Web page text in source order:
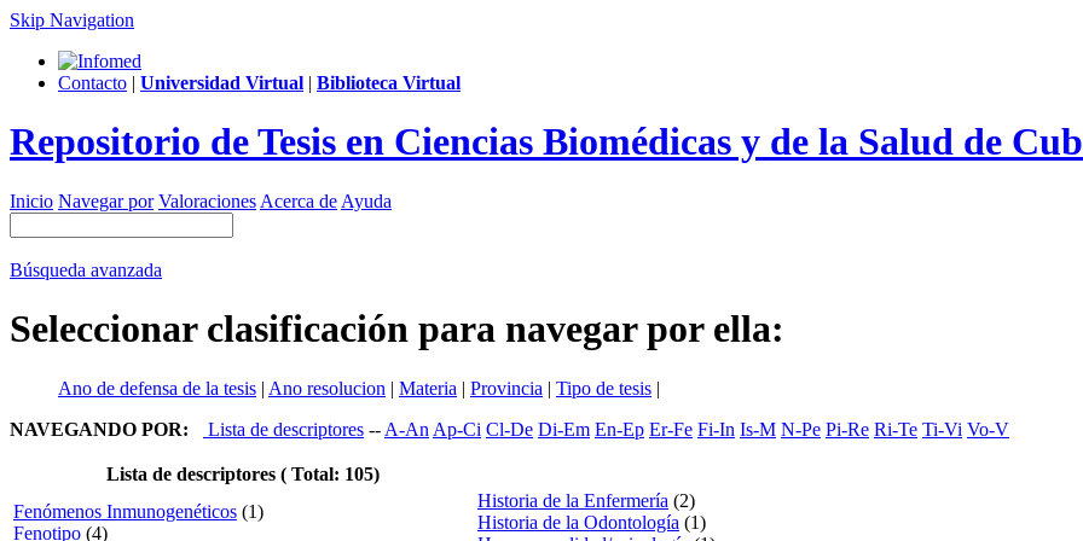
Skip Navigation
Contacto | Universidad Virtual | Biblioteca Virtual
Repositorio de Tesis en Ciencias Biomédicas y de la Salud de
Inicio Navegar por Valoraciones Acerca de Ayuda
Búsqueda avanzada
Seleccionar clasificación para navegar por ella:
Ano de defensa de la tesis | Ano resolucion | Materia | Provincia | Tipo de tesis |
NAVEGANDO POR:
Lista de descriptores -- A-An Ap-Ci Cl-De Di-Em En-Ep Er-Fe Fi-In Is-M N-Pe Pi-Re Ri-Te Ti-Vi Vo-V
Lista de descriptores ( Total: 105)
Fenómenos Inmunogenéticos (1)
Fenotipo (4)
Historia de la Enfermería (2)
Historia de la Odontología (1)